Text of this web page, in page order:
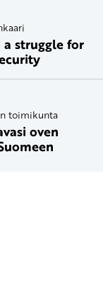
a struggle for
toimikunta
oven